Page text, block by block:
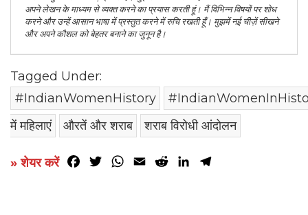
अपने लेखन के माध्यम से व्यक्त करने का प्रयास करती हूं। मैं विभिन्न विषयों पर शोध
करने और उन्हें आसान भाषा में प्रस्तुत करने में रुचि रखती हूँ। मुझमें नई चीज़ें सीखने
और अपने कौशल को बेहतर बनाने का जुनून है।
Tagged Under:
#IndianWomenHistory
में महिलाएं
औरतें और शराब शराब विरोधी आंदोलन
» शेयर करें Facebook
TwitterWhatsApp
Email RedditLinkedIn